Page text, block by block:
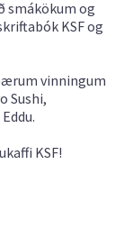
smákökum og
KSF og
vinningum
Sushi,
KSF!